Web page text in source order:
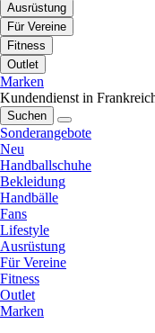
Ausrüstung
Für Vereine
Fitness
Outlet
Marken
Kundendienst in
Suchen
Sonderangebote
Neu
Handballschuhe
Bekleidung
Handbälle
Fans
Lifestyle
Ausrüstung
Für Vereine
Fitness
Outlet
Marken